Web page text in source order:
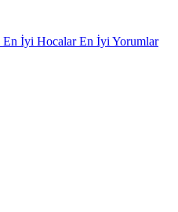
En İyi HocalarEn İyi Yorumlar